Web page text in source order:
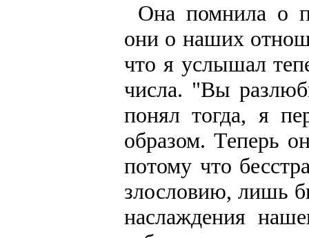
Она помнила о
они о наших
что я услышал
числа. "Вы
понял тогда, я
образом. Теперь
потому что
злословию, лишь
наслаждения